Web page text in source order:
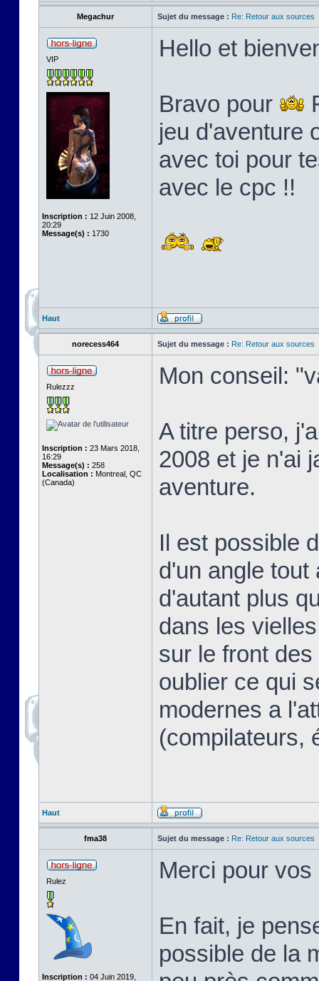
Megachur Sujet du message : Re: Retour aux sources
VIP
Inscription : 12 Juin 2008,
20:29
Message(s) : 1730
Hello et
Bravo pour
jeu d'aventure
avec toi pour
avec le cpc !!
Haut
norecess464 Sujet du message : Re: Retour aux sources
Rulezzz
Inscription : 23 Mars 2018,
16:29
Message(s) : 258
Localisation : Montreal, QC
(Canada)
Mon conseil:
A titre perso,
2008 et je n'ai
aventure.
Il est possible
d'un angle tout
d'autant plus
dans les
sur le front
oublier ce qui
modernes a
(compilateurs,
Haut
fma38 Sujet du message : Re: Retour aux sources
Rulez
Inscription : 04 Juin 2019,
Merci pour
En fait, je
possible de la